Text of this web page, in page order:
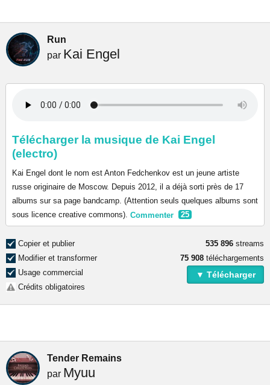
Run
par Kai Engel
Télécharger la musique de Kai Engel
(electro)
Kai Engel dont le nom est Anton Fedchenkov est un jeune artiste
russe originaire de Moscow. Depuis 2012, il a déjà sorti près de 17
albums sur sa page bandcamp. (Attention seuls quelques albums sont
sous licence creative commons). Commenter 25
Copier et publier
Modifier et transformer
Usage commercial
Crédits obligatoires
535 896 streams
75 908 téléchargements
▼ Télécharger
Tender Remains
par Myuu